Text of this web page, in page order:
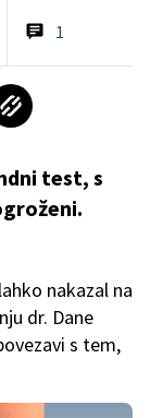
1
test, s
nakazal na
dr. Dane
s tem,